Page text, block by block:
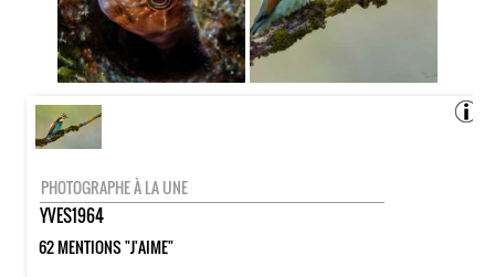
PHOTOGRAPHE À LA UNE
YVES1964
62 MENTIONS "J'AIME"